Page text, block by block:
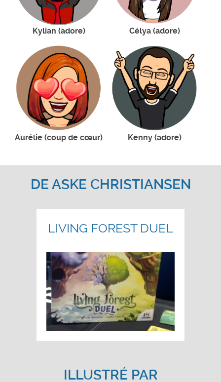
Kylian (adore) Célya (adore)
Aurélie (coup de cœur) Kenny (adore)
DE ASKE CHRISTIANSEN
LIVING FOREST DUEL
ILLUSTRÉ PAR